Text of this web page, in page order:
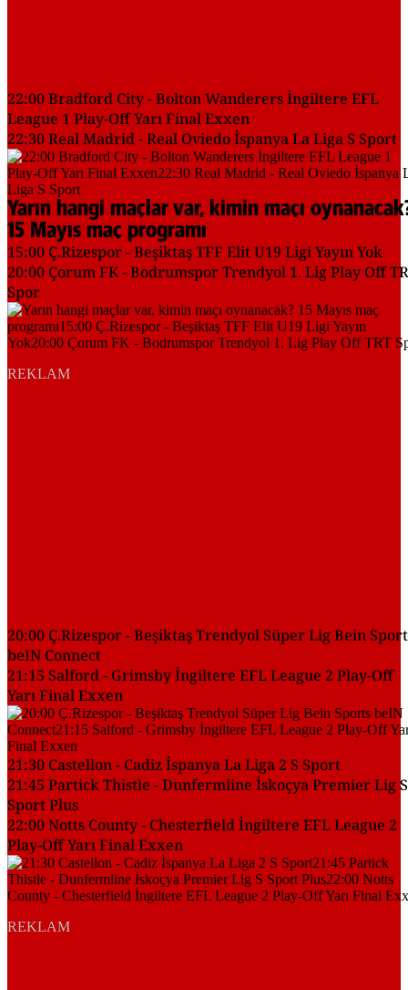
22:00 Bradford City - Bolton Wanderers İngiltere EFL
League 1 Play-Off Yarı Final Exxen
22:30 Real Madrid - Real Oviedo İspanya La Liga S Sport
Yarın hangi maçlar var, kimin maçı
15 Mayıs maç programı
15:00 Ç.Rizespor - Beşiktaş TFF Elit U19 Ligi Yayın Yok
20:00 Çorum FK - Bodrumspor Trendyol 1. Lig Play Off
Spor
REKLAM
20:00 Ç.Rizespor - Beşiktaş Trendyol Süper Lig Bein
beIN Connect
21:15 Salford - Grimsby İngiltere EFL League 2 Play-Off
Yarı Final Exxen
21:30 Castellon - Cadiz İspanya La Liga 2 S Sport
21:45 Partick Thistle - Dunfermline İskoçya Premier Lig S
Sport Plus
22:00 Notts County - Chesterfield İngiltere EFL League 2
Play-Off Yarı Final Exxen
REKLAM